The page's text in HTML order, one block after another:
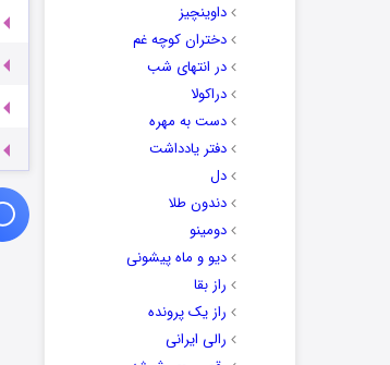
داوینچیز
دختران کوچه غم
در انتهای شب
دراکولا
دست به مهره
دفتر یادداشت
دل
دندون طلا
دومینو
دیو و ماه پیشونی
راز بقا
راز یک پرونده
رالی ایرانی